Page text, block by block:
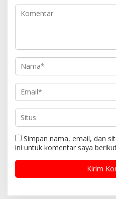
Simpan nama, email, dan
ini untuk komentar saya